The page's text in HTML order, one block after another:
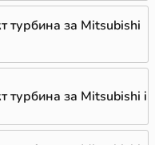
турбина за Mitsubishi
турбина за Mitsubishi i